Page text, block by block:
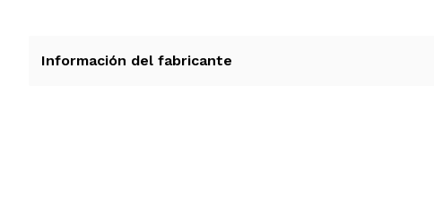
Información del fabricante